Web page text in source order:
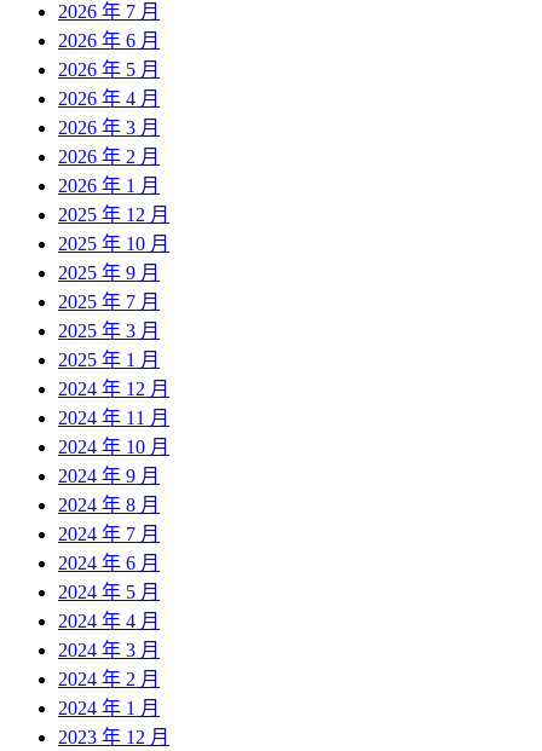
2026 年 7 月
2026 年 6 月
2026 年 5 月
2026 年 4 月
2026 年 3 月
2026 年 2 月
2026 年 1 月
2025 年 12 月
2025 年 10 月
2025 年 9 月
2025 年 7 月
2025 年 3 月
2025 年 1 月
2024 年 12 月
2024 年 11 月
2024 年 10 月
2024 年 9 月
2024 年 8 月
2024 年 7 月
2024 年 6 月
2024 年 5 月
2024 年 4 月
2024 年 3 月
2024 年 2 月
2024 年 1 月
2023 年 12 月